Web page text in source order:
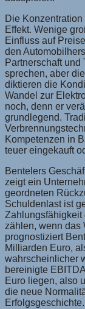
Die
Effekt. Wenige
Einfluss auf
den
Partnerschaft und
sprechen, aber
diktieren die
Wandel zur
noch, denn er
grundlegend.
Kompetenzen in
teuer eingekauft
Bentelers
zeigt ein
geordneten
Schuldenlast ist
Zahlungsfähigkeit
zählen, wenn das
prognostiziert
Milliarden Euro,
wahrscheinlicher
bereinigte
Euro liegen, also
die neue
Erfolgsgeschichte.